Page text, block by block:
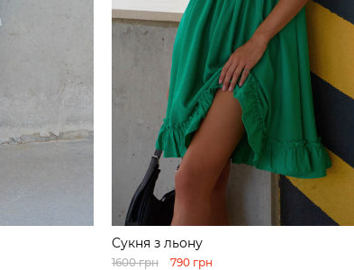
Сукня з льону
1600 грн 790 грн